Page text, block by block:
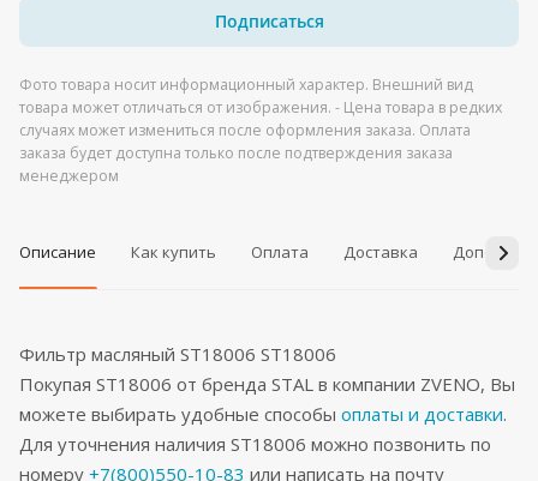
Подписаться
Фото товара носит информационный характер. Внешний вид
товара может отличаться от изображения. - Цена товара в редких
случаях может измениться после оформления заказа. Оплата
заказа будет доступна только после подтверждения заказа
менеджером
Описание Как купить Оплата Доставка
Фильтр масляный ST18006 ST18006
Покупая ST18006 от бренда STAL в компании ZVENO, Вы
можете выбирать удобные способы оплаты и доставки.
Для уточнения наличия ST18006 можно позвонить по
номеру +7(800)550-10-83 или написать на почту